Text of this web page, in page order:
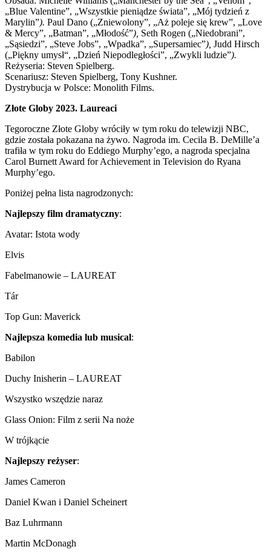
„Blue Valentine”, „Wszystkie pieniądze świata”, „Mój tydzień z
Marylin”). Paul Dano („Zniewolony”, „Aż poleje się krew”, „Love
& Mercy”, „Batman”, „Młodość”), Seth Rogen („Niedobrani”,
„Sąsiedzi”, „Steve Jobs”, „Wpadka”, „Supersamiec”), Judd Hirsch
(„Piękny umysł“, „Dzień Niepodległości”, „Zwykli ludzie”).
Reżyseria: Steven Spielberg.
Scenariusz: Steven Spielberg, Tony Kushner.
Dystrybucja w Polsce: Monolith Films.
Złote Globy 2023. Laureaci
Tegoroczne Złote Globy wróciły w tym roku do telewizji NBC,
gdzie została pokazana na żywo. Nagroda im. Cecila B. DeMille’a
trafiła w tym roku do Eddiego Murphy’ego, a nagroda specjalna
Carol Burnett Award for Achievement in Television do Ryana
Murphy’ego.
Poniżej pełna lista nagrodzonych:
Najlepszy film dramatyczny:
Avatar: Istota wody
Elvis
Fabelmanowie – LAUREAT
Tár
Top Gun: Maverick
Najlepsza komedia lub musical:
Babilon
Duchy Inisherin – LAUREAT
Wszystko wszędzie naraz
Glass Onion: Film z serii Na noże
W trójkącie
Najlepszy reżyser:
James Cameron
Daniel Kwan i Daniel Scheinert
Baz Luhrmann
Martin McDonagh